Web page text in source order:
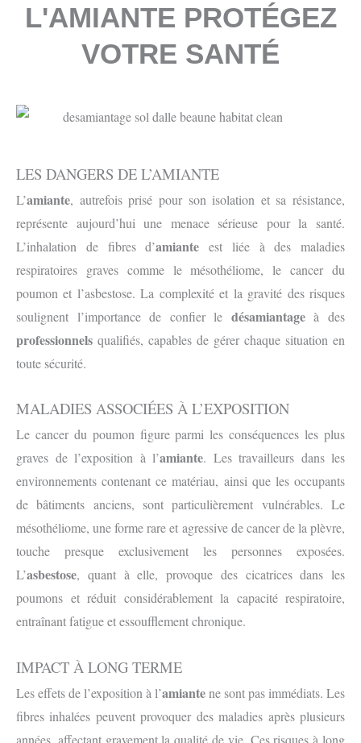
L'AMIANTE PROTÉGEZ
VOTRE SANTÉ
LES DANGERS DE L’AMIANTE
L’amiante, autrefois prisé pour son isolation et sa résistance,
représente aujourd’hui une menace sérieuse pour la santé.
L’inhalation de fibres d’amiante est liée à des maladies
respiratoires graves comme le mésothéliome, le cancer du
poumon et l’asbestose. La complexité et la gravité des risques
soulignent l’importance de confier le désamiantageà des
professionnels qualifiés, capables de gérer chaque situation en
toute sécurité.
MALADIES ASSOCIÉES À L’EXPOSITION
Le cancer du poumon figure parmi les conséquences les plus
graves de l’exposition à l’amiante. Les travailleurs dans les
environnements contenant ce matériau, ainsi que les occupants
de bâtiments anciens, sont particulièrement vulnérables. Le
mésothéliome, une forme rare et agressive de cancer de la plèvre,
touche presque exclusivement les personnes exposées.
L’asbestose, quant à elle, provoque des cicatrices dans les
poumons et réduit considérablement la capacité respiratoire,
entraînant fatigue et essoufflement chronique.
IMPACT À LONG TERME
Les effets de l’exposition à l’amiantene sont pas immédiats. Les
fibres inhalées peuvent provoquer des maladies après plusieurs
années, affectant gravement la qualité de vie. Ces risques à long